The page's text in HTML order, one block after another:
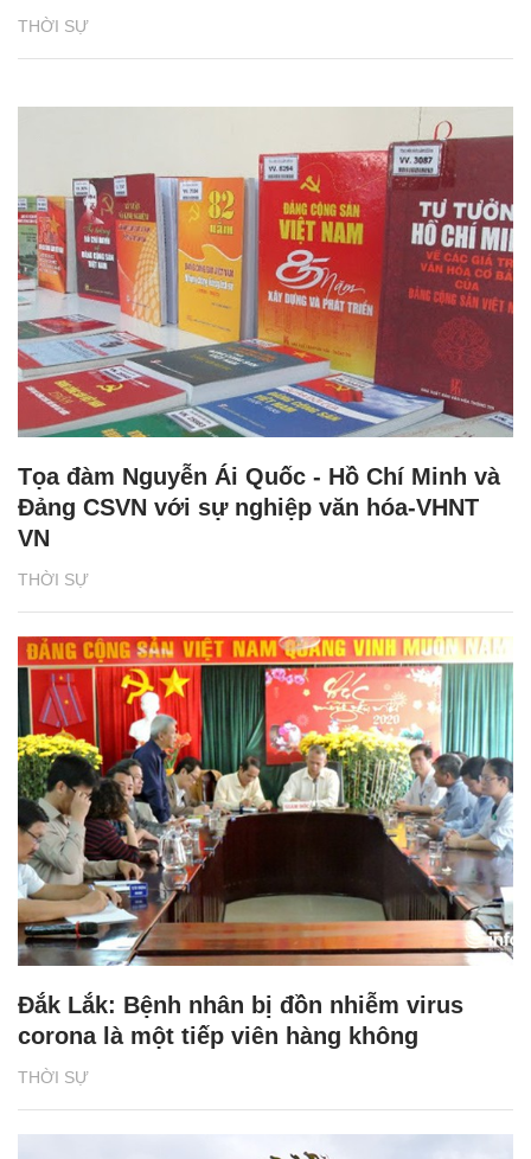
THỜI SỰ
THỜI SỰ
Tọa đàm Nguyễn Ái Quốc - Hồ Chí Minh và
Đảng CSVN với sự nghiệp văn hóa-VHNT
VN
THỜI SỰ
Đắk Lắk: Bệnh nhân bị đồn nhiễm virus
corona là một tiếp viên hàng không